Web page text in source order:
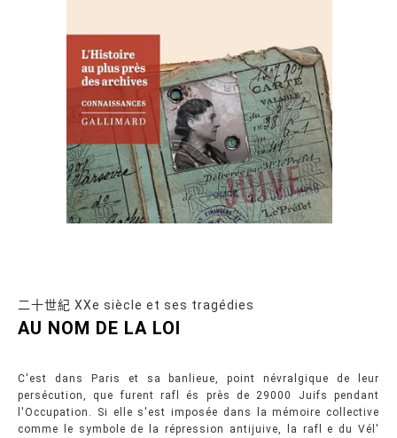
二十世紀 XXe siècle et ses tragédies
AU NOM DE LA LOI
C'est dans Paris et sa banlieue, point névralgique de leur
persécution, que furent rafl és près de 29000 Juifs pendant
l'Occupation. Si elle s'est imposée dans la mémoire collective
comme le symbole de la répression antijuive, la rafl e du Vél'